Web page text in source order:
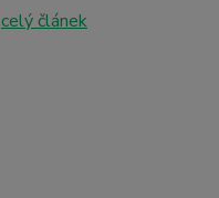
celý článek